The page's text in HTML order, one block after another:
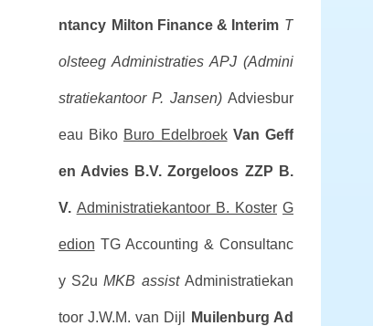
ntancy Milton Finance & Interim T
olsteeg Administraties APJ (Admini
stratiekantoor P. Jansen) Adviesbur
eau Biko Buro Edelbroek Van Geff
en Advies B.V. Zorgeloos ZZP B.
V. Administratiekantoor B. Koster G
edion TG Accounting & Consultanc
y S2u MKB assist Administratiekan
toor J.W.M. van Dijl Muilenburg Ad